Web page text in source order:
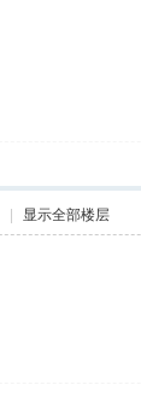
| 显示全部楼层